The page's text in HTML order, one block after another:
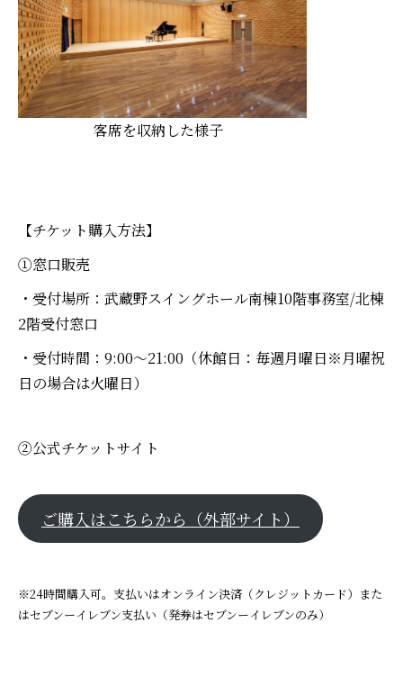
客席を収納した様子
【チケット購入方法】
①窓口販売
・受付場所：武蔵野スイングホール南棟10階事務室/北棟
2階受付窓口
・受付時間：9:00～21:00（休館日：毎週月曜日※月曜祝
日の場合は火曜日）
②公式チケットサイト
ご購入はこちらから（外部サイト）
※24時間購入可。支払いはオンライン決済（クレジットカード）また
はセブンーイレブン支払い（発券はセブンーイレブンのみ）